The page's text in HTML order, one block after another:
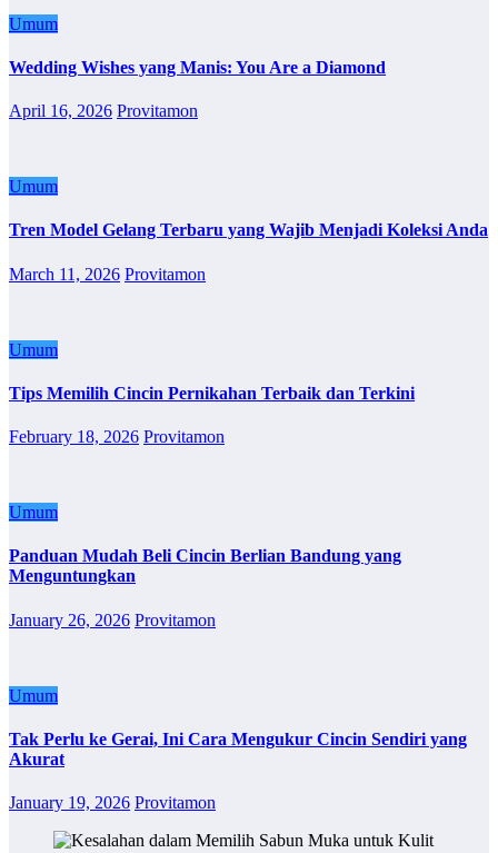
Umum
Wedding Wishes yang Manis: You Are a Diamond
April 16, 2026 Provitamon
Umum
Tren Model Gelang Terbaru yang Wajib Menjadi Koleksi Anda
March 11, 2026 Provitamon
Umum
Tips Memilih Cincin Pernikahan Terbaik dan Terkini
February 18, 2026 Provitamon
Umum
Panduan Mudah Beli Cincin Berlian Bandung yang
Menguntungkan
January 26, 2026 Provitamon
Umum
Tak Perlu ke Gerai, Ini Cara Mengukur Cincin Sendiri yang
Akurat
January 19, 2026 Provitamon